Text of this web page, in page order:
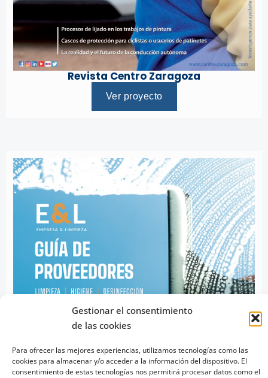
Gestionar el consentimiento
de las cookies
Para ofrecer las mejores experiencias, utilizamos tecnologías como las
cookies para almacenar y/o acceder a la información del dispositivo. El
consentimiento de estas tecnologías nos permitirá procesar datos como el
Revista Centro Zaragoza
Ver proyecto